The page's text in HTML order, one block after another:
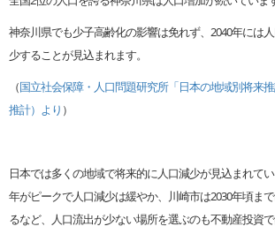
神奈川県でも少子高齢化の影響は免れず、2040年には
少することが見込まれます。
（国立社会保障・人口問題研究所「日本の地域別将来
推計）より ）
日本では多くの地域で将来的に人口減少が見込まれて
年がピークで人口減少は緩やか、川崎市は2030年頃ま
るなど、人口流出が少ない場所を選ぶのも不動産投資で